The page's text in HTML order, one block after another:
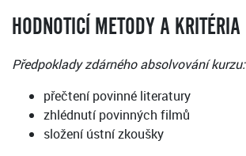
HODNOTICÍ METODY A KRITÉRIA
Předpoklady zdárného absolvování kurzu:
přečtení povinné literatury
zhlédnutí povinných filmů
složení ústní zkoušky